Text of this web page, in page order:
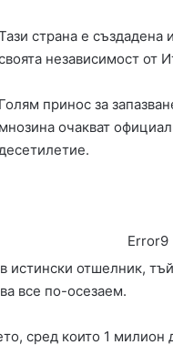
страна е създадена
независимост от
Голям принос за
мнозина очакват
Error9
истински отшелник,
все по-осезаем.
сред които 1 милион